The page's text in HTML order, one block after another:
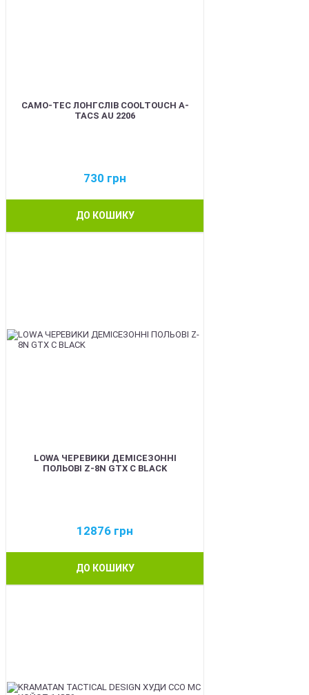
CAMO-TEC ЛОНГСЛІВ COOLTOUCH A-
TACS AU 2206
730 грн
ДО КОШИКУ
LOWA ЧЕРЕВИКИ ДЕМІСЕЗОННІ
ПОЛЬОВІ Z-8N GTX C BLACK
12876 грн
ДО КОШИКУ